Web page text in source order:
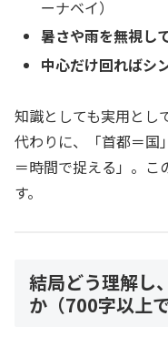
ーナベイ）
暑さや雨を無視し
中心だけ回ればシ
知識としても実用とし
代わりに、「首都＝国
＝時間で捉える」。こ
す。
結局どう理解し
か（700字以上で